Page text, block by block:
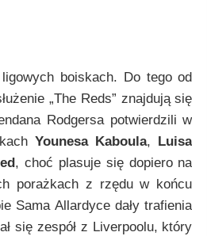
boiskach. Do tego od
„The Reds” znajdują się
Rodgersa potwierdzili w
Younesa Kaboula, Luisa
, choć plasuje się dopiero na
porażkach z rzędu w końcu
Sama Allardyce dały trafienia
się zespół z Liverpoolu, który